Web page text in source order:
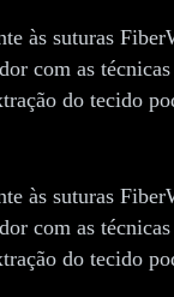
às suturas
com as
do tecido
às suturas
com as
do tecido